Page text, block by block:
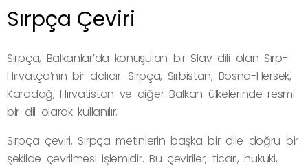
Sırpça Çeviri
Sırpça, Balkanlar’da konuşulan bir Slav dili olan Sırp-
Hırvatça’nın bir dalıdır. Sırpça, Sırbistan, Bosna-Hersek,
Karadağ, Hırvatistan ve diğer Balkan ülkelerinde resmi
bir dil olarak kullanılır.
Sırpça çeviri, Sırpça metinlerin başka bir dile doğru bir
şekilde çevrilmesi işlemidir. Bu çeviriler, ticari, hukuki,